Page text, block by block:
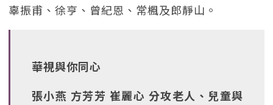
辜振甫、徐亨、曾紀恩、常楓及郎靜山。
華視與你同心
張小燕 方芳芳 崔麗心 分攻老人、兒童與